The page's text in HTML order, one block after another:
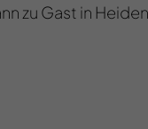
zu Gast in